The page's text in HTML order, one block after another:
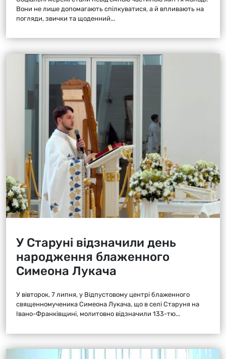
Вони не лише допомагають спілкуватися, а й впливають на
погляди, звички та щоденний...
У Старуні відзначили день
народження блаженного
Симеона Лукача
У вівторок, 7 липня, у Відпустовому центрі блаженного
священномученика Симеона Лукача, що в селі Старуня на
Івано-Франківщині, молитовно відзначили 133-тю...